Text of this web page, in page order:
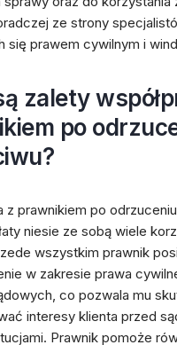
ze strony
się prawem cywilnym i
zalety
po
z prawnikiem po
niesie ze sobą wiele
wszystkim prawnik
w zakresie prawa
co pozwala mu
interesy klienta przed
Prawnik pomoże